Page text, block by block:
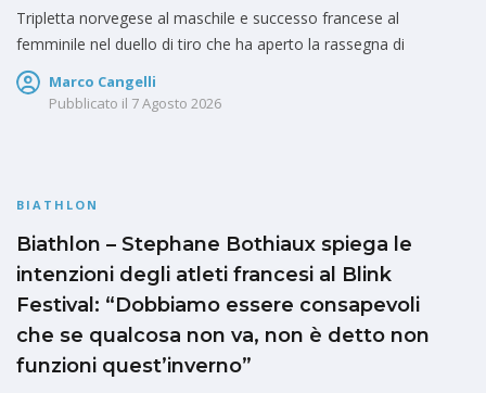
Tripletta norvegese al maschile e successo francese al
femminile nel duello di tiro che ha aperto la rassegna di
Marco Cangelli
Pubblicato il 7 Agosto 2026
BIATHLON
Biathlon – Stephane Bothiaux spiega le
intenzioni degli atleti francesi al Blink
Festival: “Dobbiamo essere consapevoli
che se qualcosa non va, non è detto non
funzioni quest’inverno”